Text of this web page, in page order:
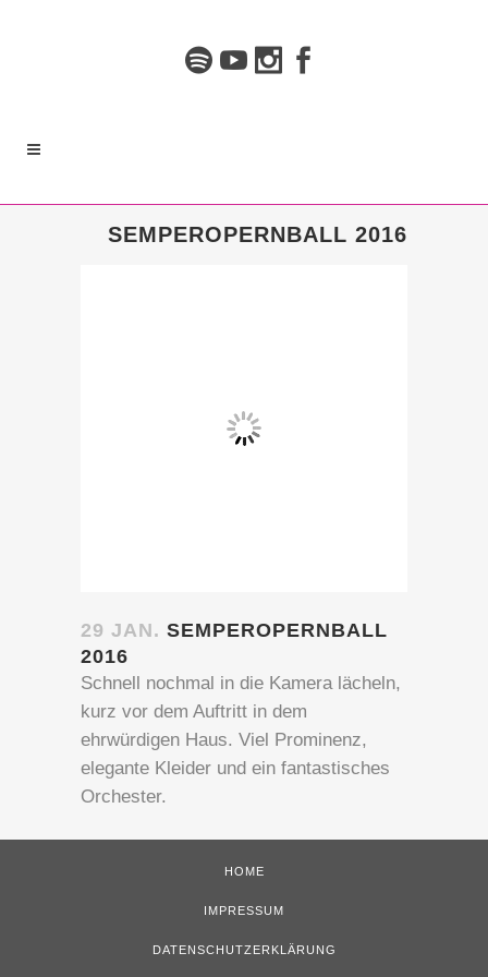
SEMPEROPERNBALL 2016
29 JAN. SEMPEROPERNBALL
2016
Schnell nochmal in die Kamera lächeln,
kurz vor dem Auftritt in dem
ehrwürdigen Haus. Viel Prominenz,
elegante Kleider und ein fantastisches
Orchester.
HOME
IMPRESSUM
DATENSCHUTZERKLÄRUNG